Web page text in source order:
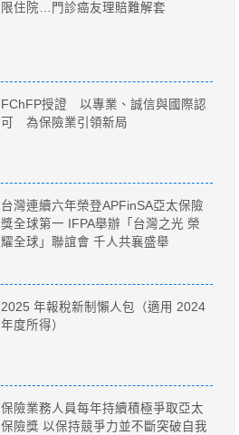
限住院…門診癌友理賠難解套
FChFP授證 以專業、誠信與國際認
可 為保險業引領新局
台灣連續六年榮登APFinSA亞太保險
獎全球第一 IFPA舉辦「台灣之光 榮
耀全球」聯誼會 千人共襄盛舉
2025 年報稅新制懶人包（適用 2024
年度所得）
保險業務人員每年持續積極爭取亞太
保險獎 以保持競爭力並不斷突破自我